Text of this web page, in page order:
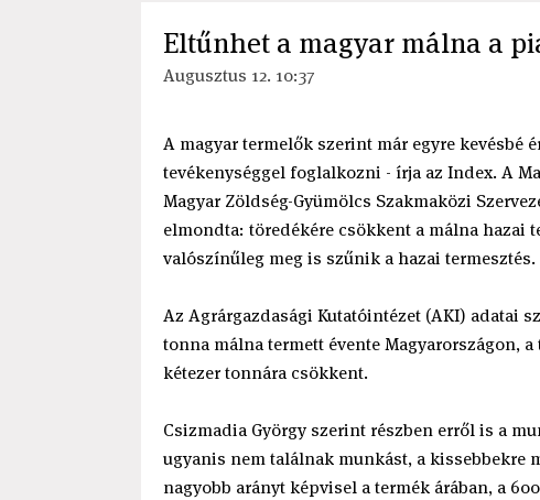
Eltűnhet a magyar málna a
Augusztus 12. 10:37
A magyar termelők szerint már egyre kevésbé
tevékenységgel foglalkozni - írja az Index. A
Magyar Zöldség-Gyümölcs Szakmaközi
elmondta: töredékére csökkent a málna hazai
valószínűleg meg is szűnik a hazai termesztés.
Az Agrárgazdasági Kutatóintézet (AKI) adatai
tonna málna termett évente Magyarországon,
kétezer tonnára csökkent.
Csizmadia György szerint részben erről is a
ugyanis nem találnak munkást, a kissebbekre
nagyobb arányt képvisel a termék árában, a